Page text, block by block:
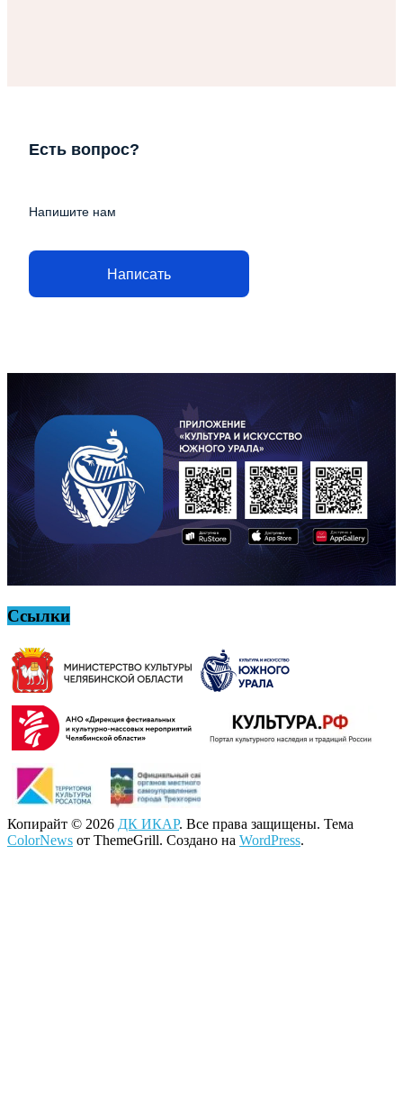
Есть вопрос?
Напишите нам
Написать
Ссылки
Копирайт © 2026 ДК ИКАР. Все права защищены. Тема
ColorNews от ThemeGrill. Создано на WordPress.